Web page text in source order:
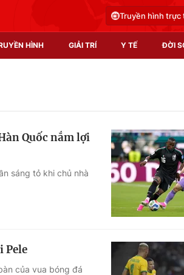
Truyền hình trực
HÌNH GIẢI TRÍ Y TẾ ĐỜI
trường
Video
Shorts
Podcast
Photo
Quốc nắm lợi
sáng tỏ khi chủ nhà
Pele
của vua bóng đá